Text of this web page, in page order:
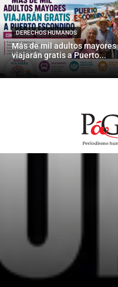
DERECHOS HUMANOS
Más de mil adultos mayores
viajarán gratis a Puerto...